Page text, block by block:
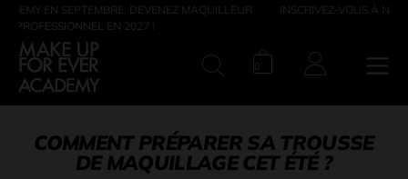
MAQUILLEUR
INSCRIVEZ-VOUS À NOTRE SOIRÉE PORTES OUVERTES LE
Panier. Le
0
COMMENT PRÉPARER SA TROUSSE
DE MAQUILLAGE CET ÉTÉ ?